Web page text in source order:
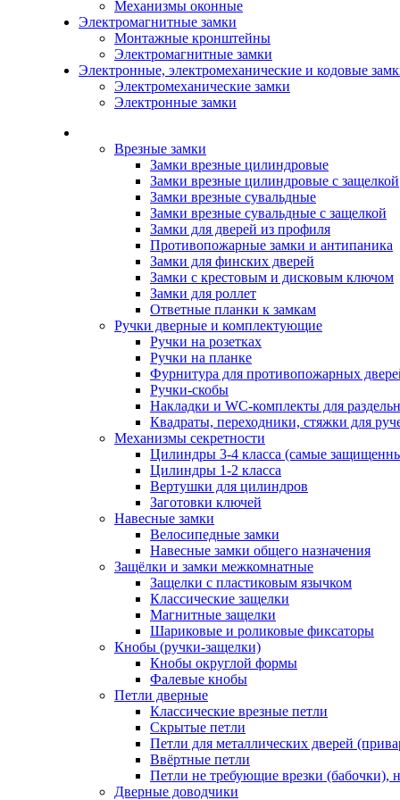
Механизмы оконные
Электромагнитные замки
Монтажные кронштейны
Электромагнитные замки
Электронные, электромеханические и кодовые
Электромеханические замки
Электронные замки
Врезные замки
Замки врезные цилиндровые
Замки врезные цилиндровые с защелкой
Замки врезные сувальдные
Замки врезные сувальдные с защелкой
Замки для дверей из профиля
Противопожарные замки и антипаника
Замки для финских дверей
Замки с крестовым и дисковым ключом
Замки для роллет
Ответные планки к замкам
Ручки дверные и комплектующие
Ручки на розетках
Ручки на планке
Фурнитура для противопожарных
Ручки-скобы
Накладки и WC-комплекты для
Квадраты, переходники, стяжки для
Механизмы секретности
Цилиндры 3-4 класса (самые
Цилиндры 1-2 класса
Вертушки для цилиндров
Заготовки ключей
Навесные замки
Велосипедные замки
Навесные замки общего назначения
Защёлки и замки межкомнатные
Защелки с пластиковым язычком
Классические защелки
Магнитные защелки
Шариковые и роликовые фиксаторы
Кнобы (ручки-защелки)
Кнобы округлой формы
Фалевые кнобы
Петли дверные
Классические врезные петли
Скрытые петли
Петли для металлических дверей
Ввёртные петли
Петли не требующие врезки (бабочки),
Дверные доводчики